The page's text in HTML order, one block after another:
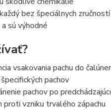
bez špeciálnych zručností
sú výhodné
vsakovania pachu do
pachov
pachov po
proti vzniku trvalého zápachu